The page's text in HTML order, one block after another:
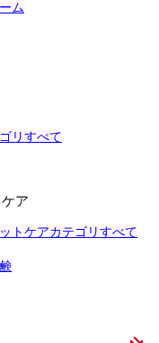
ム
リすべて
ア
トケアカテゴリすべて